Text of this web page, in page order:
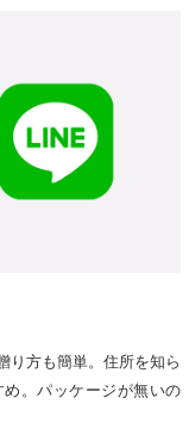
り方も簡単。住所を知ら
。パッケージが無いの